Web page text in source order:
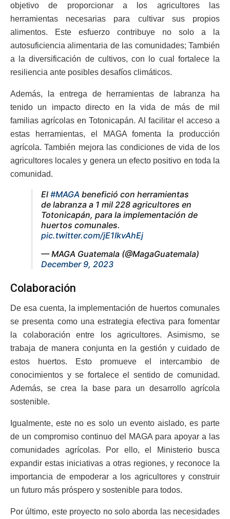
objetivo de proporcionar a los agricultores las
herramientas necesarias para cultivar sus propios
alimentos. Este esfuerzo contribuye no solo a la
autosuficiencia alimentaria de las comunidades; También
a la diversificación de cultivos, con lo cual fortalece la
resiliencia ante posibles desafíos climáticos.
Además, la entrega de herramientas de labranza ha
tenido un impacto directo en la vida de más de mil
familias agrícolas en Totonicapán. Al facilitar el acceso a
estas herramientas, el MAGA fomenta la producción
agrícola. También mejora las condiciones de vida de los
agricultores locales y genera un efecto positivo en toda la
comunidad.
El #MAGA benefició con herramientas
de labranza a 1 mil 228 agricultores en
Totonicapán, para la implementación de
huertos comunales.
pic.twitter.com/jE1IkvAhEj
— MAGA Guatemala (@MagaGuatemala)
December 9, 2023
Colaboración
De esa cuenta, la implementación de huertos comunales
se presenta como una estrategia efectiva para fomentar
la colaboración entre los agricultores. Asimismo, se
trabaja de manera conjunta en la gestión y cuidado de
estos huertos. Esto promueve el intercambio de
conocimientos y se fortalece el sentido de comunidad.
Además, se crea la base para un desarrollo agrícola
sostenible.
Igualmente, este no es solo un evento aislado, es parte
de un compromiso continuo del MAGA para apoyar a las
comunidades agrícolas. Por ello, el Ministerio busca
expandir estas iniciativas a otras regiones, y reconoce la
importancia de empoderar a los agricultores y construir
un futuro más próspero y sostenible para todos.
Por último, este proyecto no solo aborda las necesidades